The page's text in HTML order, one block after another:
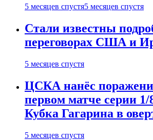
5 месяцев спустя5 месяцев спустя
Стали известны
переговорах США и
5 месяцев спустя
ЦСКА нанёс
первом матче серии
Кубка Гагарина в
5 месяцев спустя